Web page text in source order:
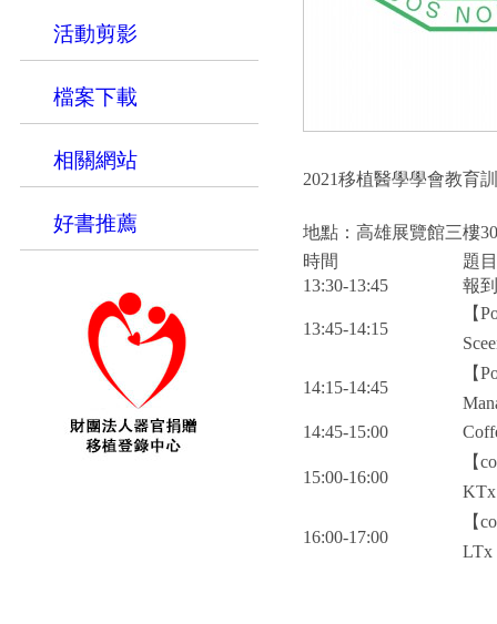
活動剪影
檔案下載
相關網站
好書推薦
2021移植醫學學會教育
地點：高雄展覽館三樓
時間
題
13:30-13:45
報到
13:45-14:15
【
14:15-14:45
【
14:45-15:00
15:00-16:00
【
KTx
16:00-17:00
【
LTx